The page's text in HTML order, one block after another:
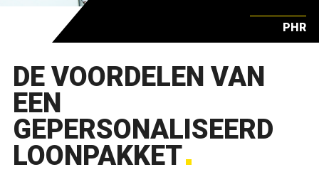
PHR
DE VOORDELEN VAN
EEN
GEPERSONALISEERD
LOONPAKKET